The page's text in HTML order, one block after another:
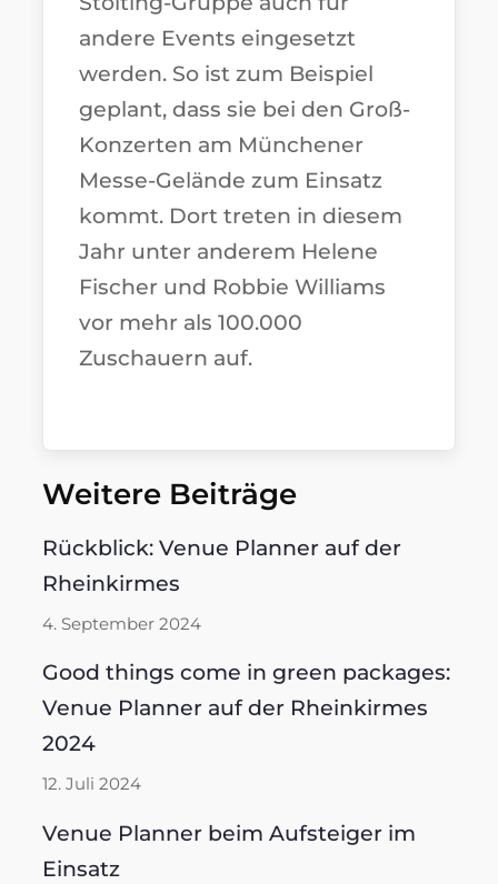
andere Events eingesetzt
werden. So ist zum Beispiel
geplant, dass sie bei den Groß-
Konzerten am Münchener
Messe-Gelände zum Einsatz
kommt. Dort treten in diesem
Jahr unter anderem Helene
Fischer und Robbie Williams
vor mehr als 100.000
Zuschauern auf.
Weitere Beiträge
Rückblick: Venue Planner auf der
Rheinkirmes
4. September 2024
Good things come in green packages:
Venue Planner auf der Rheinkirmes
2024
12. Juli 2024
Venue Planner beim Aufsteiger im
Einsatz